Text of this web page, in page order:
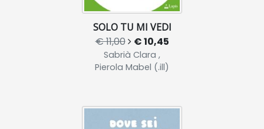
SOLO TU MI VEDI
€ 11,00 € 10,45
Sabrià Clara ,
Pierola Mabel (.ill)